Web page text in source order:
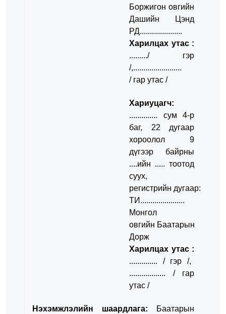
Боржигон овгийн
Дашийн Цэнд
РД.....................
Харилцах утас :
........./ гэр
/,........................
/ гар утас /
Хариуцагч:
.............. сум 4-р
баг, 22 дугаар
хороолол 9
дүгээр байрны
....ийн ..... тоотод
суух,
регистрийн дугаар:
ТИ......................
Монгол
овгийн Баатарын
Дорж
Харилцах утас :
.............. / гэр /,
.................. / гар
утас /
Нэхэмжлэлийн шаардлага: Баатарын